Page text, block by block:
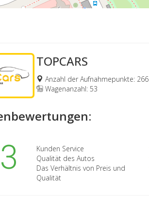
TOPCARS
Anzahl der Aufnahmepunkte: 266
Wagenanzahl: 53
Kunden Service
Qualität des Autos
Das Verhältnis von Preis und
Qualität